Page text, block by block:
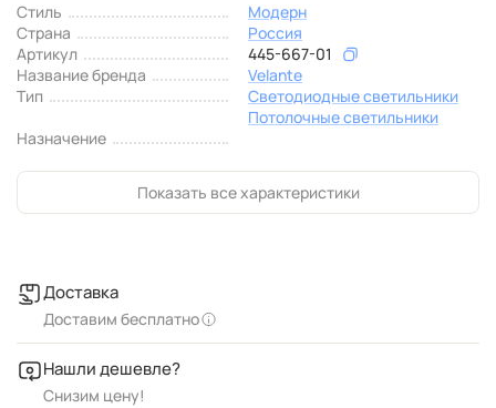
Стиль
Модерн
Страна
Россия
Артикул
445-667-01
Название бренда
Velante
Тип
Светодиодные светильники
Потолочные светильники
Назначение
Показать все характеристики
Доставка
Доставим бесплатно
Нашли дешевле?
Снизим цену!